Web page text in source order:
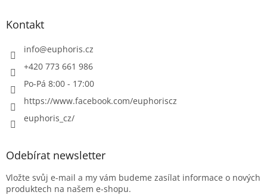
Kontakt
info@euphoris.cz
+420 773 661 986
Po-Pá 8:00 - 17:00
https://www.facebook.com/euphoriscz
euphoris_cz/
Odebírat newsletter
Vložte svůj e-mail a my vám budeme zasílat informace o nových
produktech na našem e-shopu.